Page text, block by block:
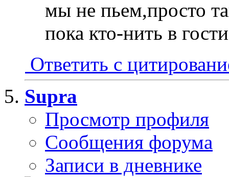
мы не пьем,просто
пока кто-нить в
Ответить с
Supra
Просмотр профиля
Сообщения форума
Записи в дневнике